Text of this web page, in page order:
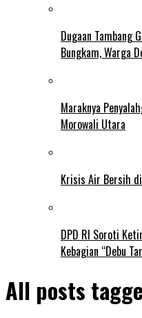
Dugaan Tambang
Bungkam, Warga
Maraknya
Morowali Utara
Krisis Air Bersih
DPD RI Soroti
Kebagian “Debu
All posts